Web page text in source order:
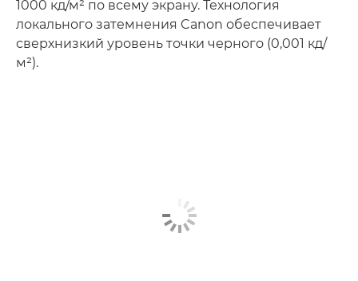
1000 кд/м² по всему экрану. Технология
локального затемнения Canon обеспечивает
сверхнизкий уровень точки черного (0,001 кд/
м²).